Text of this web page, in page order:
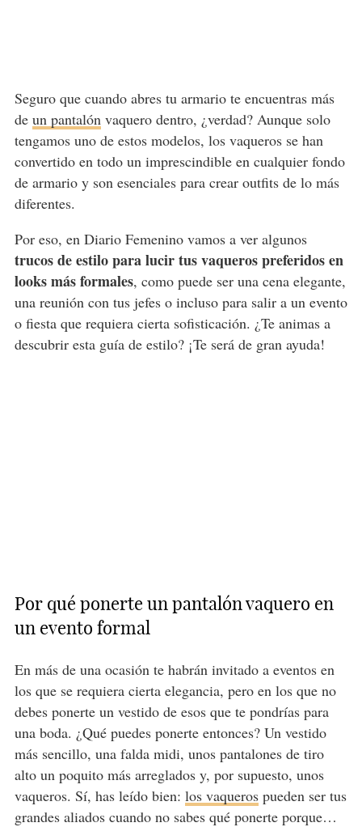
Seguro que cuando abres tu armario te encuentras más
de un pantalón vaquero dentro, ¿verdad? Aunque solo
tengamos uno de estos modelos, los vaqueros se han
convertido en todo un imprescindible en cualquier fondo
de armario y son esenciales para crear outfits de lo más
diferentes.
Por eso, en Diario Femenino vamos a ver algunos
trucos de estilo para lucir tus vaqueros preferidos en
looks más formales, como puede ser una cena elegante,
una reunión con tus jefes o incluso para salir a un evento
o fiesta que requiera cierta sofisticación. ¿Te animas a
descubrir esta guía de estilo? ¡Te será de gran ayuda!
Por qué ponerte un pantalón vaquero en
un evento formal
En más de una ocasión te habrán invitado a eventos en
los que se requiera cierta elegancia, pero en los que no
debes ponerte un vestido de esos que te pondrías para
una boda. ¿Qué puedes ponerte entonces? Un vestido
más sencillo, una falda midi, unos pantalones de tiro
alto un poquito más arreglados y, por supuesto, unos
vaqueros. Sí, has leído bien: los vaquerospueden ser tus
grandes aliados cuando no sabes qué ponerte porque…